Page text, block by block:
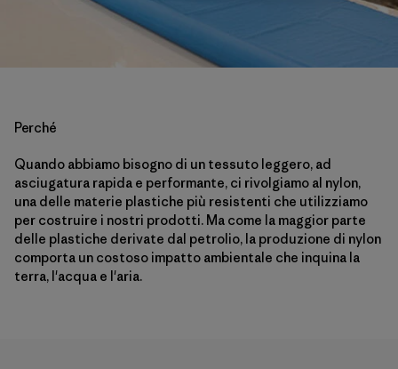
Perché
Quando abbiamo bisogno di un tessuto leggero, ad
asciugatura rapida e performante, ci rivolgiamo al nylon,
una delle materie plastiche più resistenti che utilizziamo
per costruire i nostri prodotti. Ma come la maggior parte
delle plastiche derivate dal petrolio, la produzione di nylon
comporta un costoso impatto ambientale che inquina la
terra, l'acqua e l'aria.